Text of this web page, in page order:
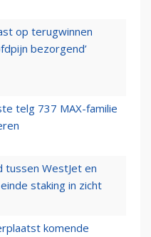
op terugwinnen
bezorgend’
telg 737 MAX-familie
tussen WestJet en
staking in zicht
komende